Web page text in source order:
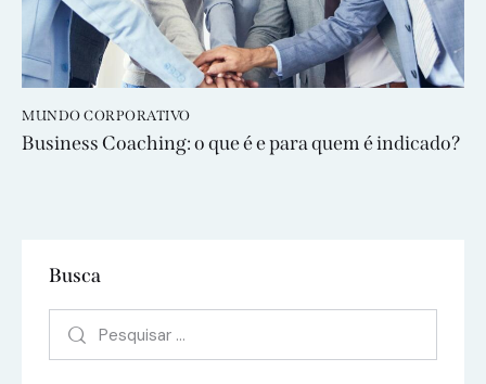
MUNDO CORPORATIVO
Business Coaching: o que é e para quem é indicado?
Busca